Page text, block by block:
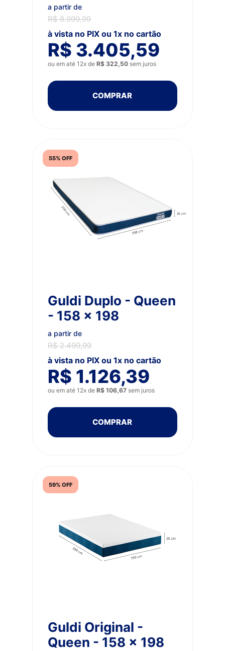
a partir de
R$ 8.999,99
à vista no PIX ou 1x no cartão
R$ 3.405,59
ou em até 12x de R$ 322,50sem juros
COMPRAR
55% OFF
Guldi Duplo - Queen
- 158 x 198
a partir de
R$ 2.499,99
à vista no PIX ou 1x no cartão
R$ 1.126,39
ou em até 12x de R$ 106,67sem juros
COMPRAR
59% OFF
Guldi Original -
Queen - 158 x 198